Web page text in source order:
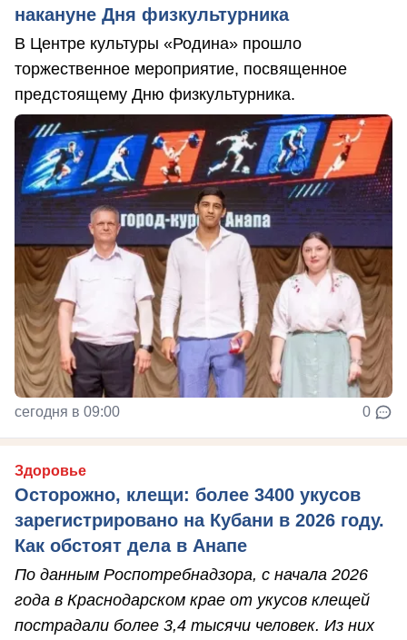
накануне Дня физкультурника
В Центре культуры «Родина» прошло
торжественное мероприятие, посвященное
предстоящему Дню физкультурника.
сегодня в 09:00 0
Здоровье
Осторожно, клещи: более 3400 укусов
зарегистрировано на Кубани в 2026 году.
Как обстоят дела в Анапе
По данным Роспотребнадзора, с начала 2026
года в Краснодарском крае от укусов клещей
пострадали более 3,4 тысячи человек. Из них